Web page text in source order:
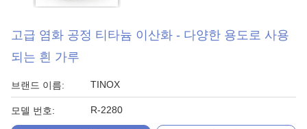
고급 염화 공정 티타늄 이산화 - 다양한 용도로 사용
되는 흰 가루
브랜드 이름: TINOX
모델 번호: R-2280